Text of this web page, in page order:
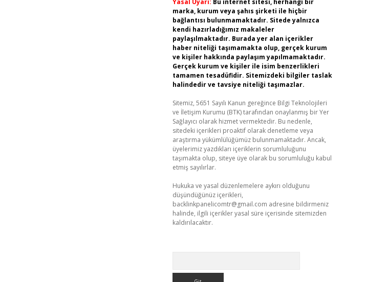
Yasal Uyarı: Bu internet sitesi, herhangi bir
marka, kurum veya şahıs şirketi ile hiçbir
bağlantısı bulunmamaktadır. Sitede yalnızca
kendi hazırladığımız makaleler
paylaşılmaktadır. Burada yer alan içerikler
haber niteliği taşımamakta olup, gerçek kurum
ve kişiler hakkında paylaşım yapılmamaktadır.
Gerçek kurum ve kişiler ile isim benzerlikleri
tamamen tesadüfidir. Sitemizdeki bilgiler taslak
halindedir ve tavsiye niteliği taşımazlar.
Sitemiz, 5651 Sayılı Kanun gereğince Bilgi Teknolojileri
ve İletişim Kurumu (BTK) tarafından onaylanmış bir Yer
Sağlayıcı olarak hizmet vermektedir. Bu nedenle,
sitedeki içerikleri proaktif olarak denetleme veya
araştırma yükümlülüğümüz bulunmamaktadır. Ancak,
üyelerimiz yazdıkları içeriklerin sorumluluğunu
taşımakta olup, siteye üye olarak bu sorumluluğu kabul
etmiş sayılırlar.
Hukuka ve yasal düzenlemelere aykırı olduğunu
düşündüğünüz içerikleri,
backlinkpanelicomtr@gmail.com adresine bildirmeniz
halinde, ilgili içerikler yasal süre içerisinde sitemizden
kaldırılacaktır.